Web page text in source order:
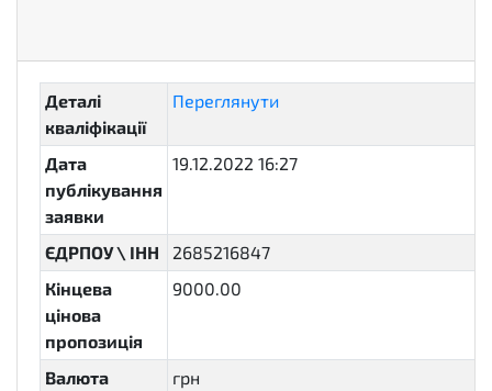
Деталі
кваліфікації
Переглянути
Дата
публікування
заявки
19.12.2022 16:27
ЄДРПОУ \ ІНН
2685216847
Кінцева
цінова
пропозиція
9000.00
Валюта
грн